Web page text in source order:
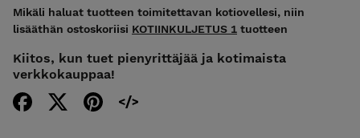
Mikäli haluat tuotteen toimitettavan kotiovellesi, niin
lisääthän ostoskoriisi KOTIINKULJETUS 1 tuotteen
Kiitos, kun tuet pienyrittäjää ja kotimaista
verkkokauppaa!